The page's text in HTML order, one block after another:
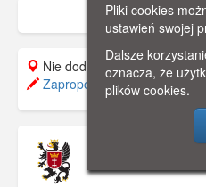
Nie dodano do mapy.
Zaproponuj lokalizację
Pliki cookies
ustawień swojej
Dalsze
oznacza, że
plików cookies.